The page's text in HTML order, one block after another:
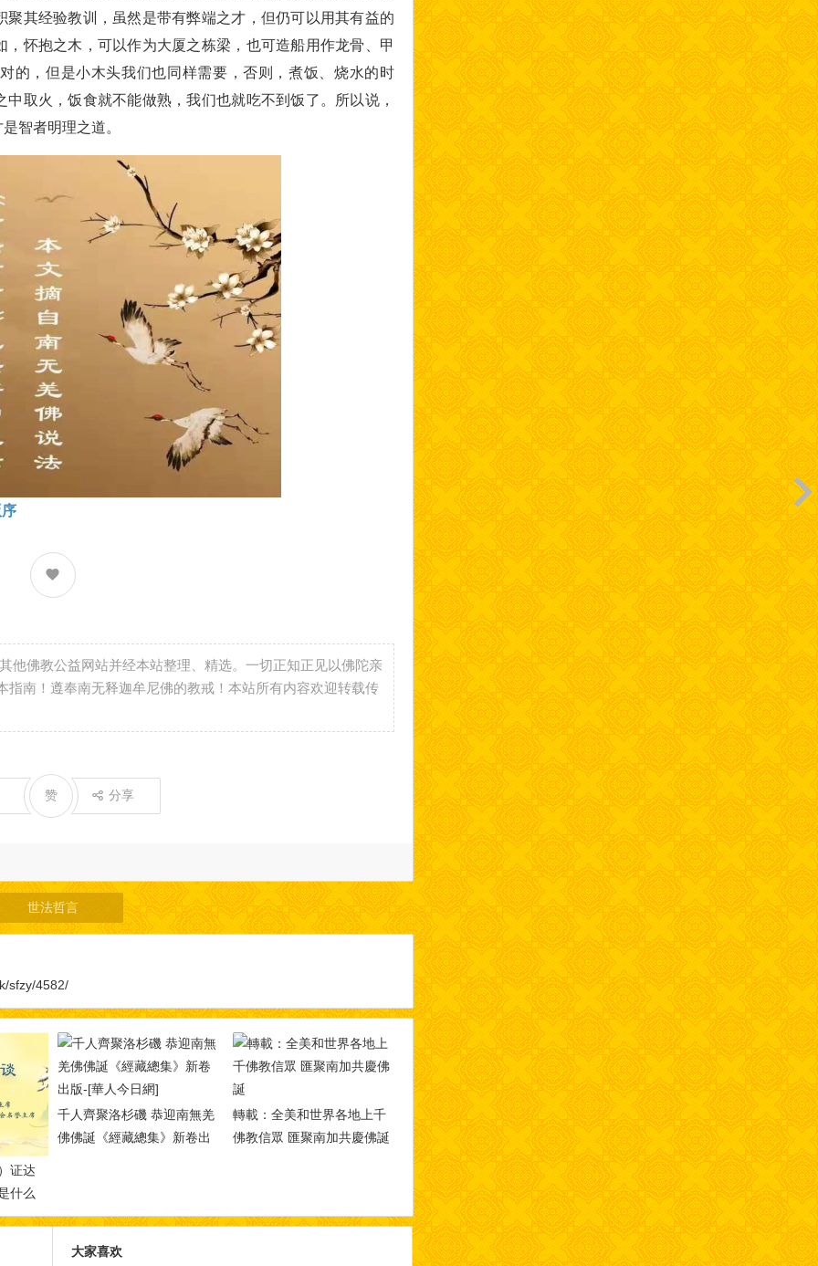
其经验教训，虽然是带有弊端之才，但仍可以用其有益的
怀抱之木，可以作为大厦之栋梁，也可造船用作龙骨、甲
的，但是小木头我们也同样需要，否则，煮饭、烧水的时
取火，饭食就不能做熟，我们也就吃不到饭了。所以说，
智者明理之道。
他佛教公益网站并经本站整理、精选。一切正知正见以佛陀亲
南！遵奉南无释迦牟尼佛的教戒！本站所有内容欢迎转载传
分享
赞
世法哲言
sfzy/4582/
证达
什么
宗教
千人齊聚洛杉磯 恭迎南無羌
佛佛誕《經藏總集》新卷出
轉載：全美和世界各地上千
佛教信眾 匯聚南加共慶佛誕
大家喜欢